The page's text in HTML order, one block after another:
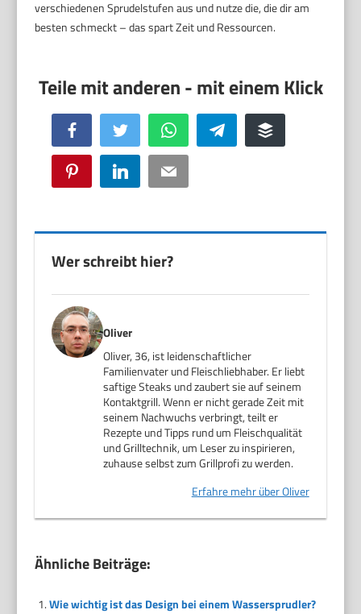
verschiedenen Sprudelstufen aus und nutze die, die dir am
besten schmeckt – das spart Zeit und Ressourcen.
Facebook Twitter WhatsApp Telegram Buffer
Pinterest LinkedIn Email
Wer schreibt hier?
Oliver
Oliver, 36, ist leidenschaftlicher
Familienvater und Fleischliebhaber. Er liebt
saftige Steaks und zaubert sie auf seinem
Kontaktgrill. Wenn er nicht gerade Zeit mit
seinem Nachwuchs verbringt, teilt er
Rezepte und Tipps rund um Fleischqualität
und Grilltechnik, um Leser zu inspirieren,
zuhause selbst zum Grillprofi zu werden.
Erfahre mehr über Oliver
Ähnliche Beiträge:
Wie wichtig ist das Design bei einem Wassersprudler?